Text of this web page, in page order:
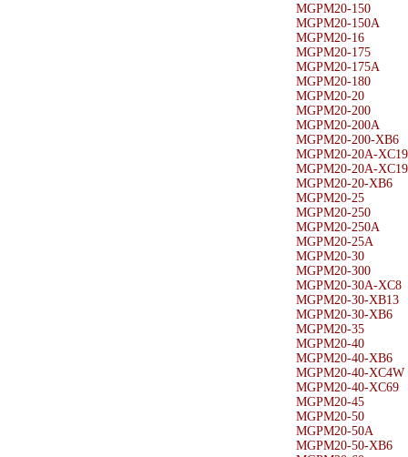
MGPM20-150
MGPM20-150A
MGPM20-16
MGPM20-175
MGPM20-175A
MGPM20-180
MGPM20-20
MGPM20-200
MGPM20-200A
MGPM20-200-XB6
MGPM20-20A-XC19
MGPM20-20A-XC19
MGPM20-20-XB6
MGPM20-25
MGPM20-250
MGPM20-250A
MGPM20-25A
MGPM20-30
MGPM20-300
MGPM20-30A-XC8
MGPM20-30-XB13
MGPM20-30-XB6
MGPM20-35
MGPM20-40
MGPM20-40-XB6
MGPM20-40-XC4W
MGPM20-40-XC69
MGPM20-45
MGPM20-50
MGPM20-50A
MGPM20-50-XB6